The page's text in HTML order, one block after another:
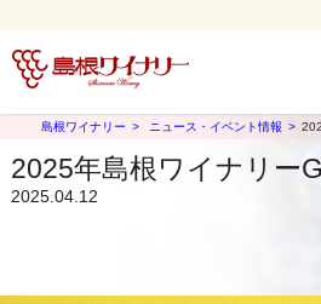
島根ワイナリー ニュース・イベント情報
2025年島根ワイナリー
2025.04.12